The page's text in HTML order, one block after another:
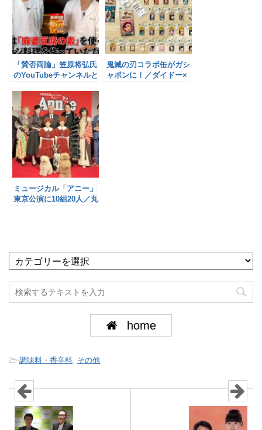
「賛否両論」笠原将弘氏
のYouTubeチャンネルと
鬼滅の刃コラボ缶がガシ
ャポンに！／ダイドー×
ミュージカル「アニー」
東京公演に10組20人／丸
home
-調味料・香辛料 その他